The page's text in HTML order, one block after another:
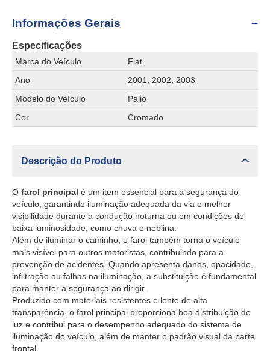
Informações Gerais
Especificações
Marca do Veículo
Fiat
Ano
2001, 2002, 2003
Modelo do Veículo
Palio
Cor
Cromado
Descrição do Produto
O farol principal é um item essencial para a segurança do
veículo, garantindo iluminação adequada da via e melhor
visibilidade durante a condução noturna ou em condições de
baixa luminosidade, como chuva e neblina.
Além de iluminar o caminho, o farol também torna o veículo
mais visível para outros motoristas, contribuindo para a
prevenção de acidentes. Quando apresenta danos, opacidade,
infiltração ou falhas na iluminação, a substituição é fundamental
para manter a segurança ao dirigir.
Produzido com materiais resistentes e lente de alta
transparência, o farol principal proporciona boa distribuição de
luz e contribui para o desempenho adequado do sistema de
iluminação do veículo, além de manter o padrão visual da parte
frontal.